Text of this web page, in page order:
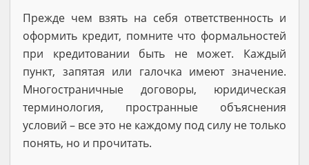
Прежде чем взять на себя ответственность и
оформить кредит, помните что формальностей
при кредитовании быть не может. Каждый
пункт, запятая или галочка имеют значение.
Многостраничные договоры, юридическая
терминология, пространные объяснения
условий – все это не каждому под силу не только
понять, но и прочитать.